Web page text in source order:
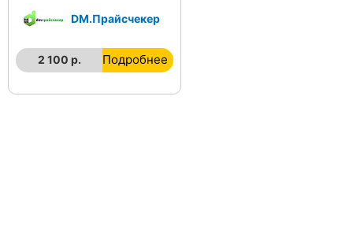
DM.Прайсчекер
2 100 р. Подробнее